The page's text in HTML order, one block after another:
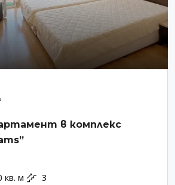
в комплекс
кв. м 3